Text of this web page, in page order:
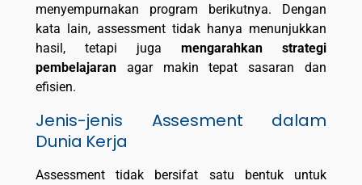
menyempurnakan program berikutnya. Dengan
kata lain, assessment tidak hanya menunjukkan
hasil, tetapi juga mengarahkan strategi
pembelajaran agar makin tepat sasaran dan
efisien.
Jenis-jenis Assesment dalam
Dunia Kerja
Assessment tidak bersifat satu bentuk untuk